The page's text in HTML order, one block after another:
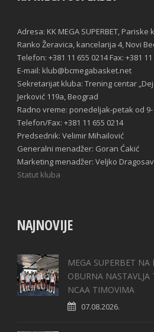
Adresa: KK MEGA SUPERBET,
Ranko Žeravica, kancelarija 4, Novi
Telefon: +381 11 655 0214 Fax: +381
E-mail: klub@bcmegabasket.net
Sekretarijat kluba: Trening centar
Jerković 119a, Beograd
Radno vreme: ponedeljak-petak od 9-
Telefon/Fax: +381 11 655 0214
Predsednik: Velimir Mihailović
Generalni menadžer: Goran Ćakić
Marketing menadžer: Veljko
Statut kluba
NAJNOVIJE
MEGA SUPERBET
OBURNA NASTAVLJA
NCAA TIMOVIMA
07.08.2026.